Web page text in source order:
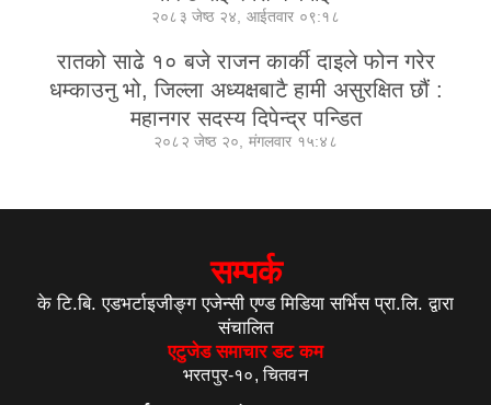
२०८३ जेष्ठ २४, आईतवार ०९:१८
रातको साढे १० बजे राजन कार्की दाइले फोन गरेर
धम्काउनु भो, जिल्ला अध्यक्षबाटै हामी असुरक्षित छौं :
महानगर सदस्य दिपेन्द्र पन्डित
२०८२ जेष्ठ २०, मंगलवार १५:४८
सम्पर्क
के टि.बि. एडभर्टाइजीङ्ग एजेन्सी एण्ड मिडिया सर्भिस प्रा.लि. द्वारा
संचालित
एटुजेड समाचार डट कम
भरतपुर-१०, चितवन